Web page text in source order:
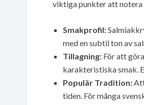
viktiga punkter att notera
Smakprofil:
med en subtil ton av
Tillagning: För att
karakteristiska smak.
Populär Tradition:
tiden. För många